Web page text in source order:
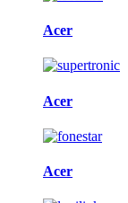
Acer
Acer
Acer